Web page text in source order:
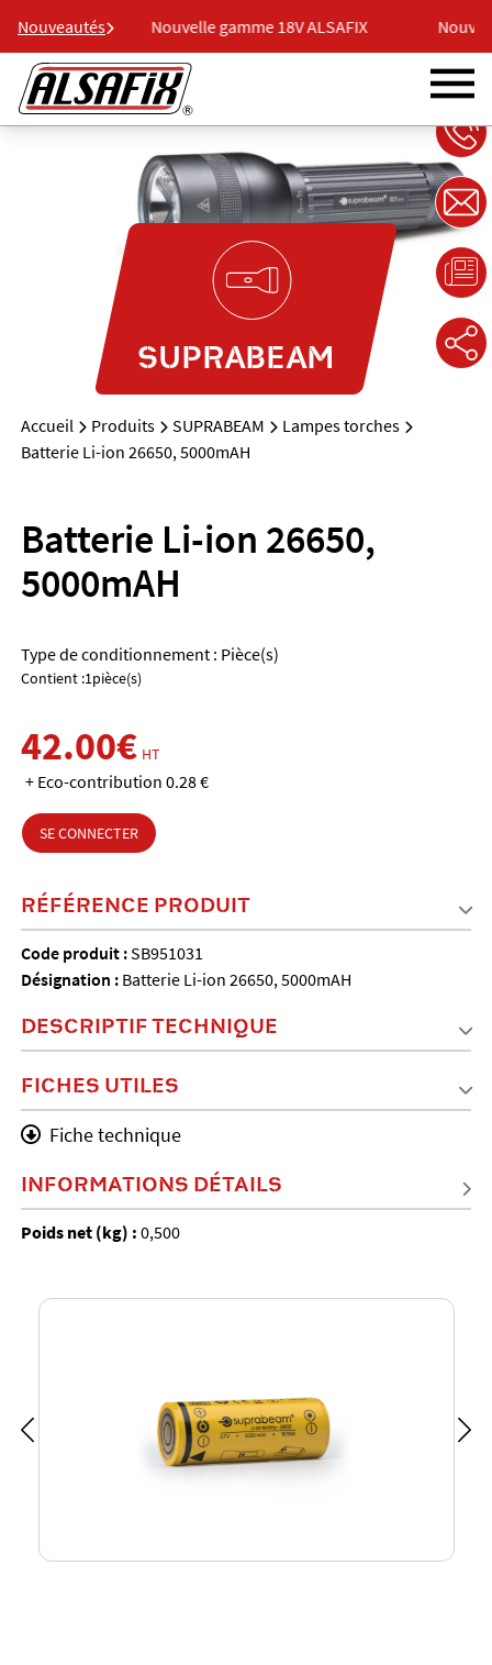
Nouveautés
ALSAFIX Nouvelle gamme 18V ALSAFIX
SUPRABEAM
Accueil Produits SUPRABEAM
Lampes torches
Batterie Li-ion 26650, 5000mAH
Batterie Li-ion 26650,
5000mAH
Type de conditionnement : Pièce(s)
Contient :1pièce(s)
42.00€ HT
+ Eco-contribution 0.28 €
SE CONNECTER
RÉFÉRENCE PRODUIT
Code produit :SB951031
Désignation : Batterie Li-ion 26650, 5000mAH
DESCRIPTIF TECHNIQUE
FICHES UTILES
Fiche technique
INFORMATIONS DÉTAILS
Poids net (kg) : 0,500